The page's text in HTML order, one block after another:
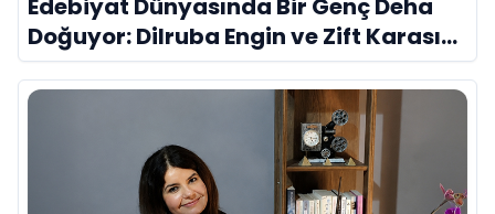
Edebiyat Dünyasında Bir Genç Deha
Doğuyor: Dilruba Engin ve Zift Karası
Evreni ‘AVENOİR’